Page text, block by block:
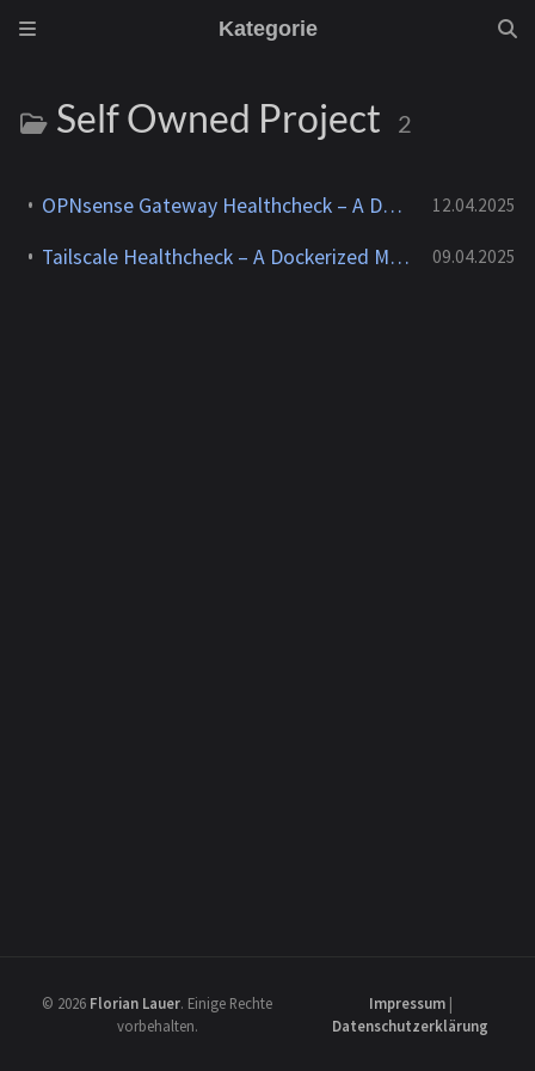
Kategorie
Self Owned Project 2
OPNsense Gateway Healthcheck – A Dockerized Monitoring Helper Tool 12.04.2025
Tailscale Healthcheck – A Dockerized Monitoring Helper Tool 09.04.2025
© 2026 Florian Lauer. Einige Rechte
vorbehalten.
Impressum|
Datenschutzerklärung